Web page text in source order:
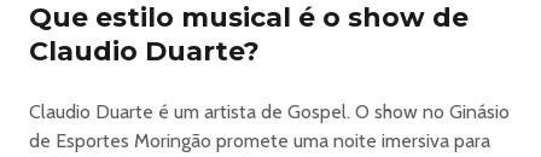
Que estilo musical é o show de
Claudio Duarte?
Claudio Duarte é um artista de Gospel. O show no Ginásio
de Esportes Moringão promete uma noite imersiva para